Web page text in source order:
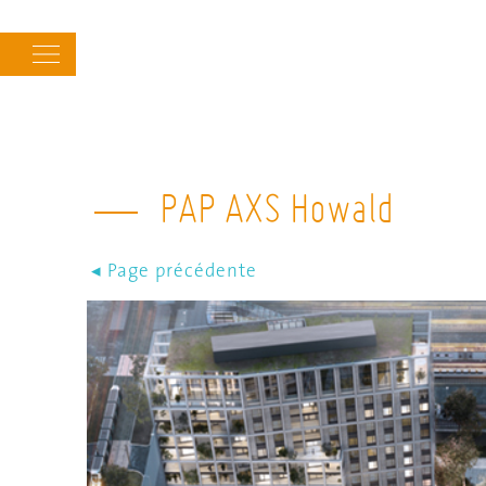
Main
navigation
PAP AXS Howald